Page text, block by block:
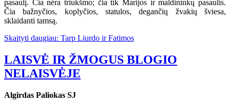
pasaulį. Čia nėra triukšmo; čia tik Marijos ir maldininkų pasaulis.
Čia bažnyčios, koplyčios, statulos, degančių žvakių šviesa,
sklaidanti tamsą.
Skaityti daugiau: Tarp Liurdo ir Fatimos
LAISVĖ IR ŽMOGUS BLOGIO
NELAISVĖJE
Algirdas Paliokas SJ